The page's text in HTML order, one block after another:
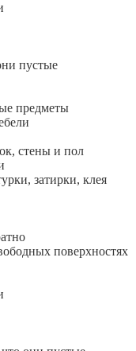
пустые
предметы
стены и пол
затирки, клея
поверхностях